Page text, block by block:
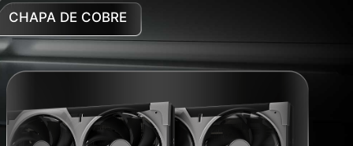
CHAPA DE COBRE